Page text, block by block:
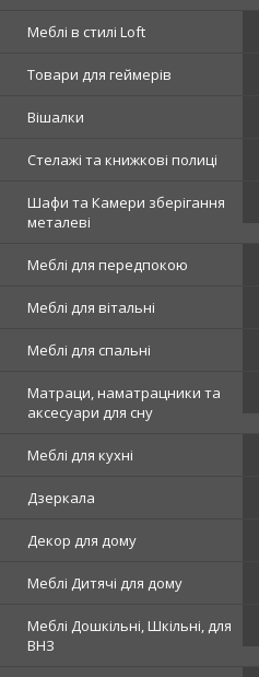
Меблі в стилі Loft
Товари для геймерів
Вішалки
Стелажі та книжкові полиці
Шафи та Камери зберігання
металеві
Меблі для передпокою
Меблі для вітальні
Меблі для спальні
Матраци, наматрацники та
аксесуари для сну
Меблі для кухні
Дзеркала
Декор для дому
Меблі Дитячі для дому
Меблі Дошкільні, Шкільні, для
ВНЗ